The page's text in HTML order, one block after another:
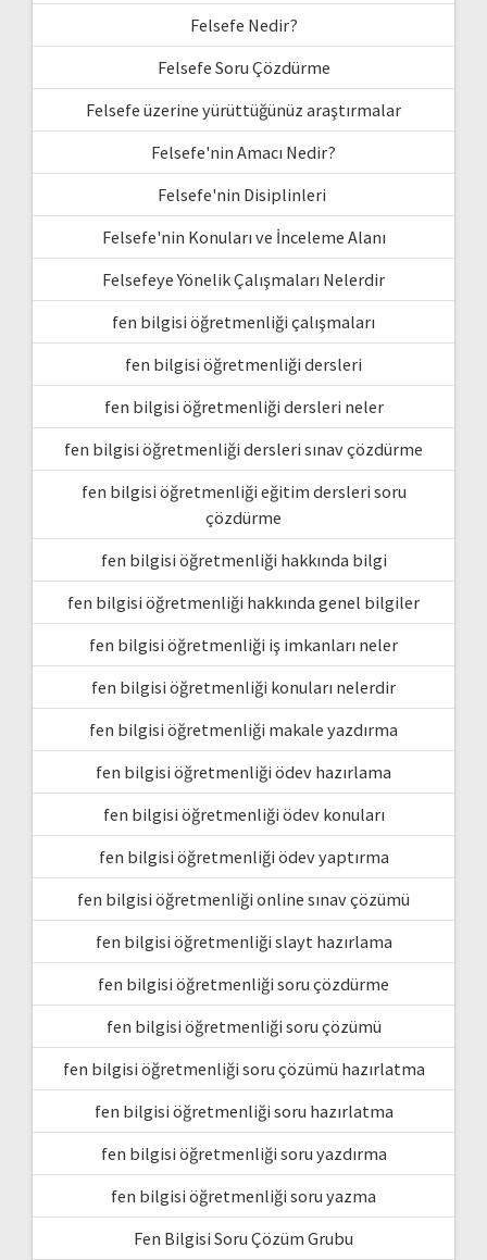
Felsefe Nedir?
Felsefe Soru Çözdürme
Felsefe üzerine yürüttüğünüz araştırmalar
Felsefe'nin Amacı Nedir?
Felsefe'nin Disiplinleri
Felsefe'nin Konuları ve İnceleme Alanı
Felsefeye Yönelik Çalışmaları Nelerdir
fen bilgisi öğretmenliği çalışmaları
fen bilgisi öğretmenliği dersleri
fen bilgisi öğretmenliği dersleri neler
fen bilgisi öğretmenliği dersleri sınav çözdürme
fen bilgisi öğretmenliği eğitim dersleri soru
çözdürme
fen bilgisi öğretmenliği hakkında bilgi
fen bilgisi öğretmenliği hakkında genel bilgiler
fen bilgisi öğretmenliği iş imkanları neler
fen bilgisi öğretmenliği konuları nelerdir
fen bilgisi öğretmenliği makale yazdırma
fen bilgisi öğretmenliği ödev hazırlama
fen bilgisi öğretmenliği ödev konuları
fen bilgisi öğretmenliği ödev yaptırma
fen bilgisi öğretmenliği online sınav çözümü
fen bilgisi öğretmenliği slayt hazırlama
fen bilgisi öğretmenliği soru çözdürme
fen bilgisi öğretmenliği soru çözümü
fen bilgisi öğretmenliği soru çözümü hazırlatma
fen bilgisi öğretmenliği soru hazırlatma
fen bilgisi öğretmenliği soru yazdırma
fen bilgisi öğretmenliği soru yazma
Fen Bilgisi Soru Çözüm Grubu